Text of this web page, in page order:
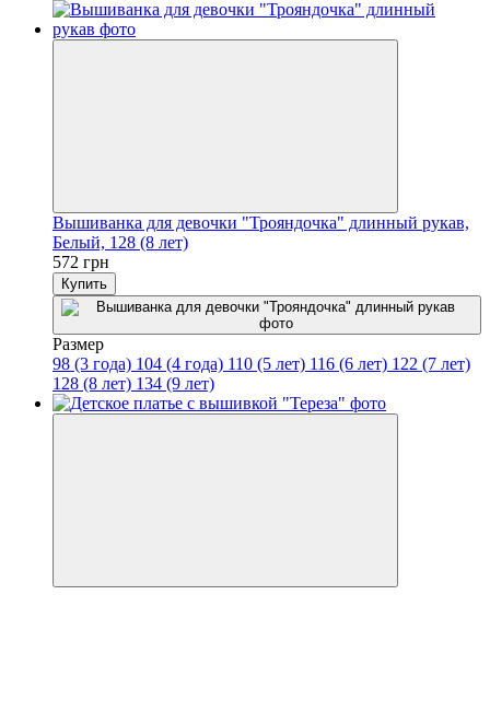
Вышиванка для девочки "Трояндочка" длинный рукав,
Белый, 128 (8 лет)
572 грн
Купить
Размер
98 (3 года) 104 (4 года) 110 (5 лет) 116 (6 лет) 122 (7 лет)
128 (8 лет) 134 (9 лет)